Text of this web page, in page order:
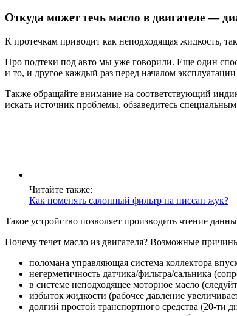
Откуда может течь масло в двигателе —
К протечкам приводит как неподходящая жидкость,
Про подтеки под авто мы уже говорили. Еще один
и то, и другое каждый раз перед началом
Также обращайте внимание на соответствующий
искать источник проблемы, обзаведитесь
Читайте также:
Как поменять салонный фильтр на ниссан жук?
Такое устройство позволяет производить чтение
Почему течет масло из двигателя? Возможные
поломана управляющая система коллектора
негерметичность датчика/фильтра/сальника
в системе неподходящее моторное масло
избыток жидкости (рабочее давление
долгий простой транспортного средства (20-ти